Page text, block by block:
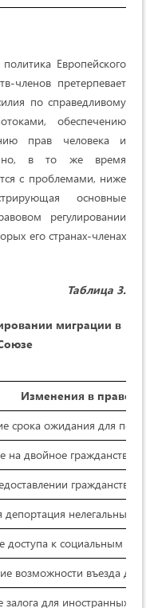
Европейского
членов претерпевает
по справедливому
обеспечению
прав человека и
но, в то же время
с проблемами, ниже
основные
регулировании
его странах-членах
Таблица 3.
миграции в
Изменения в
срока ожидания для
на двойное гражданство
гражданства
депортация нелегальных
доступа к социальным
возможности въезда для
залога для иностранных